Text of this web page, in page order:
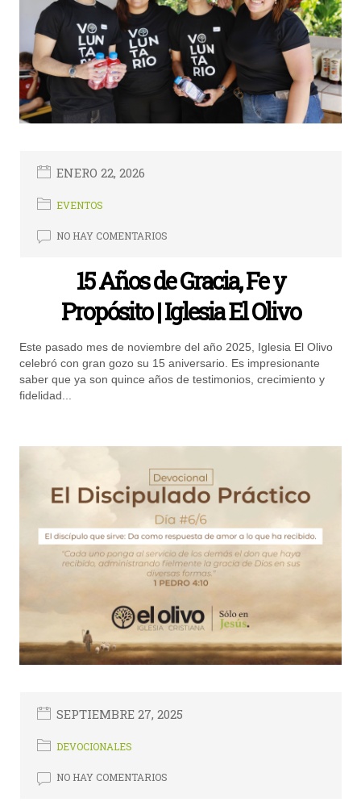
ENERO 22, 2026
EVENTOS
NO HAY COMENTARIOS
15 Años de Gracia, Fe y
Propósito | Iglesia El Olivo
Este pasado mes de noviembre del año 2025, Iglesia El Olivo
celebró con gran gozo su 15 aniversario. Es impresionante
saber que ya son quince años de testimonios, crecimiento y
fidelidad...
SEPTIEMBRE 27, 2025
DEVOCIONALES
NO HAY COMENTARIOS